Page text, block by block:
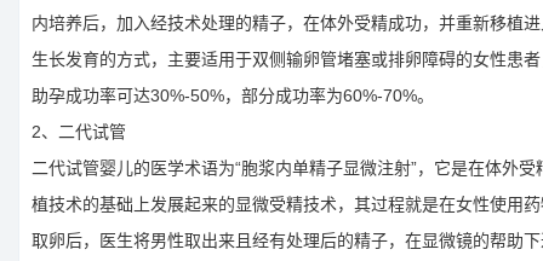
内培养后，加入经技术处理的精子，在体外受精成功，并重新移植
生长发育的方式，主要适用于双侧输卵管堵塞或排卵障碍的女性患
助孕成功率可达30%-50%，部分成功率为60%-70%。
2、二代试管
二代试管婴儿的医学术语为“胞浆内单精子显微注射”，它是在体外受
植技术的基础上发展起来的显微受精技术，其过程就是在女性使用
取卵后，医生将男性取出来且经有处理后的精子，在显微镜的帮助